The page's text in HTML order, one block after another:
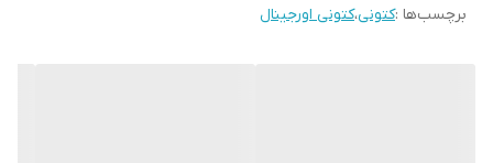
برچسب‌ها :کتونی،کتونی اورجینال